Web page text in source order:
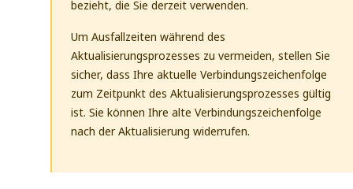
bezieht, die Sie derzeit verwenden.
Um Ausfallzeiten während des
Aktualisierungsprozesses zu vermeiden, stellen Sie
sicher, dass Ihre aktuelle Verbindungszeichenfolge
zum Zeitpunkt des Aktualisierungsprozesses gültig
ist. Sie können Ihre alte Verbindungszeichenfolge
nach der Aktualisierung widerrufen.